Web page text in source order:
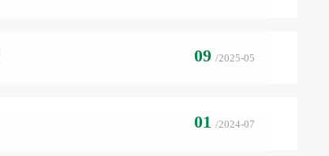
09 /2025-05
01 /2024-07